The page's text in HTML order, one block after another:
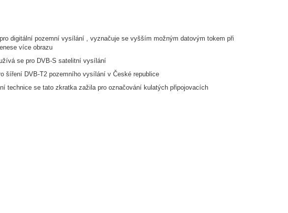
digitální pozemní vysílání , vyznačuje se vyšším možným datovým tokem při
více obrazu
se pro DVB-S satelitní vysílání
šíření DVB-T2 pozemního vysílání v České republice
technice se tato zkratka zažila pro označování kulatých připojovacích